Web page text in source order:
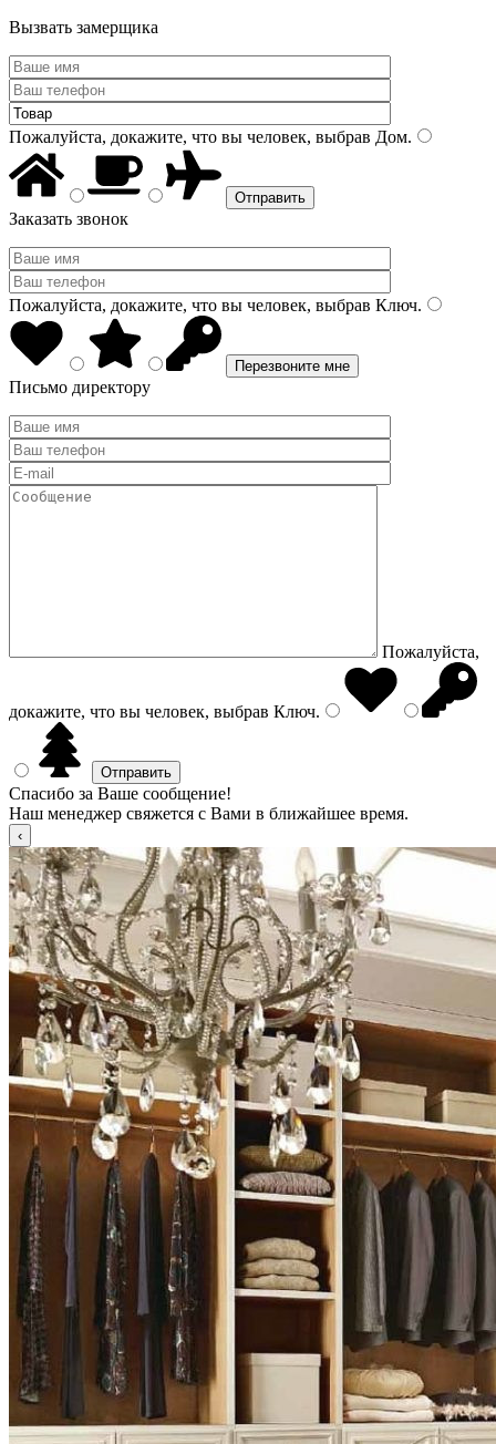
Вызвать замерщика
Пожалуйста, докажите, что вы человек, выбрав Дом.
Заказать звонок
Пожалуйста, докажите, что вы человек, выбрав Ключ.
Письмо директору
Пожалуйста,
докажите, что вы человек, выбрав Ключ.
Спасибо за Ваше сообщение!
Наш менеджер свяжется с Вами в ближайшее время.